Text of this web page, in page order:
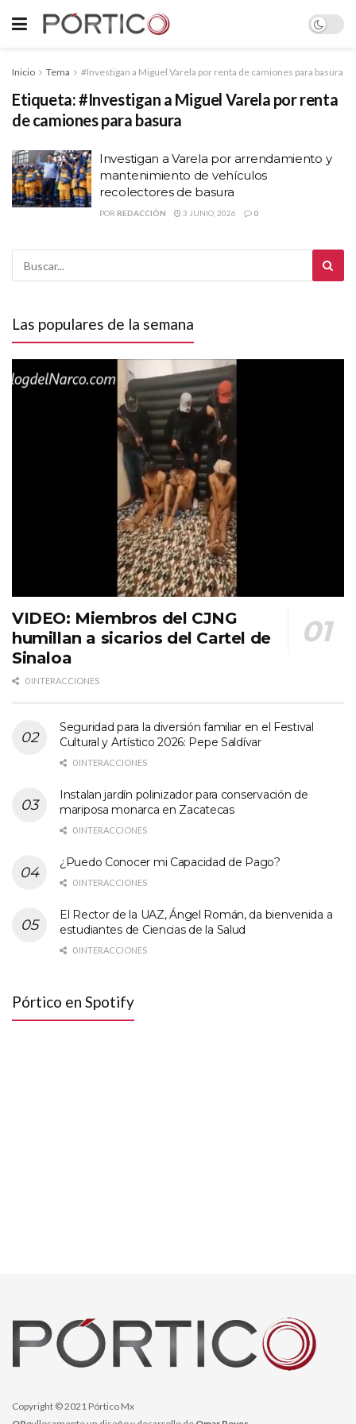
Inicio Tema #Investigan a Miguel Varela por renta de camiones para basura
Etiqueta:#Investigan a Miguel Varela por renta
de camiones para basura
Investigan a Varela por arrendamiento y
mantenimiento de vehículos
recolectores de basura
POR REDACCIÓN 3 JUNIO, 2026 0
Las populares de la semana
VIDEO: Miembros del CJNG
humillan a sicarios del Cartel de
Sinaloa
0 INTERACCIONES
Seguridad para la diversión familiar en el Festival
Cultural y Artístico 2026: Pepe Saldívar
0 INTERACCIONES
Instalan jardín polinizador para conservación de
mariposa monarca en Zacatecas
0 INTERACCIONES
¿Puedo Conocer mi Capacidad de Pago?
0 INTERACCIONES
El Rector de la UAZ, Ángel Román, da bienvenida a
estudiantes de Ciencias de la Salud
0 INTERACCIONES
Pórtico en Spotify
Copyright © 2021 Pórtico Mx